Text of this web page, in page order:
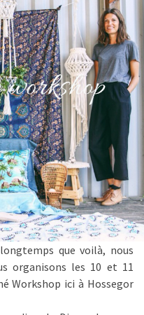
que voilà, nous
organisons les 10 et 11
Workshop ici à Hossegor